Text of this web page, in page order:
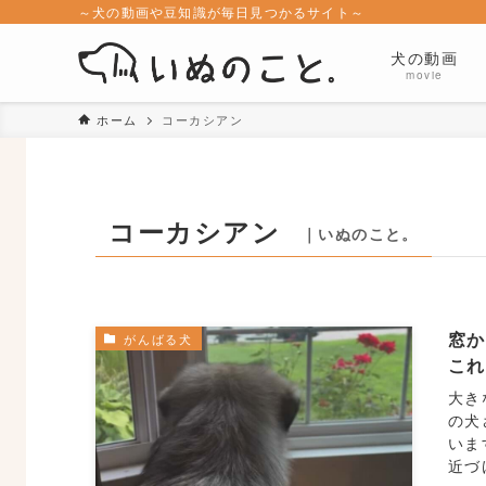
～犬の動画や豆知識が毎日見つかるサイト～
犬の動画
movie
ホーム コーカシアン
コーカシアン ｜いぬのこと。
がんばる犬
窓
こ
大
の
い
近